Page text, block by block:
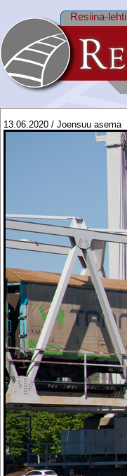
Resiina-lehti
13.06.2020 / Joensuu asema